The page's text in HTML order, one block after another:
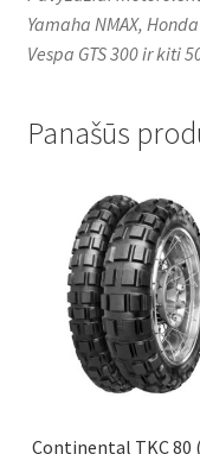
Yamaha NMAX,
Vespa GTS 300 ir kiti
Panašūs
Continental TKC 80